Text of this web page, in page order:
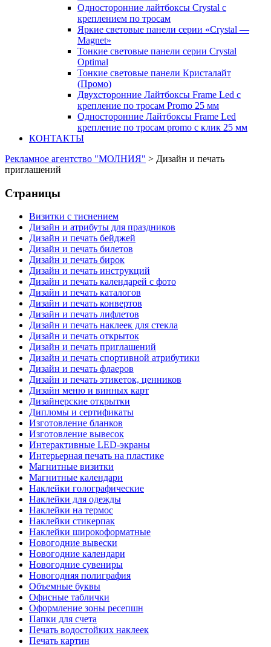
Односторонние лайтбоксы Crystal с
креплением по тросам
Яркие световые панели серии «Crystal —
Magnet»
Тонкие световые панели серии Crystal
Optimal
Тонкие световые панели Кристалайт
(Промо)
Двухсторонние Лайтбоксы Frame Led с
крепление по тросам Promo 25 мм
Односторонние Лайтбоксы Frame Led
крепление по тросам promo с клик 25 мм
КОНТАКТЫ
Рекламное агентство "МОЛНИЯ" > Дизайн и печать
приглашений
Страницы
Визитки с тиснением
Дизайн и атрибуты для праздников
Дизайн и печать бейджей
Дизайн и печать билетов
Дизайн и печать бирок
Дизайн и печать инструкций
Дизайн и печать календарей с фото
Дизайн и печать каталогов
Дизайн и печать конвертов
Дизайн и печать лифлетов
Дизайн и печать наклеек для стекла
Дизайн и печать открыток
Дизайн и печать приглашений
Дизайн и печать спортивной атрибутики
Дизайн и печать флаеров
Дизайн и печать этикеток, ценников
Дизайн меню и винных карт
Дизайнерские открытки
Дипломы и сертификаты
Изготовление бланков
Изготовление вывесок
Интерактивные LED-экраны
Интерьерная печать на пластике
Магнитные визитки
Магнитные календари
Наклейки голографические
Наклейки для одежды
Наклейки на термос
Наклейки стикерпак
Наклейки широкоформатные
Новогодние вывески
Новогодние календари
Новогодние сувениры
Новогодняя полиграфия
Объемные буквы
Офисные таблички
Оформление зоны ресепшн
Папки для счета
Печать водостойких наклеек
Печать картин